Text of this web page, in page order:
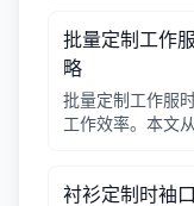
批量定制工作
略
批量定制工作服
工作效率。本文
衬衫定制时袖